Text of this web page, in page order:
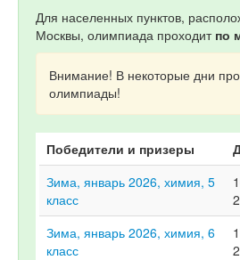
Для населенных пунктов,
Москвы, олимпиада проходит по
Внимание! В некоторые дни
олимпиады!
Победители и призеры
Зима, январь 2026, химия, 5
класс
Зима, январь 2026, химия, 6
класс